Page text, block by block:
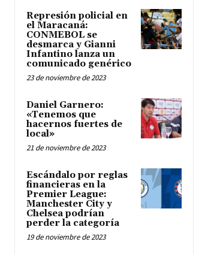
Represión policial en
el Maracaná:
CONMEBOL se
desmarca y Gianni
Infantino lanza un
comunicado genérico
23 de noviembre de 2023
Daniel Garnero:
«Tenemos que
hacernos fuertes de
local»
21 de noviembre de 2023
Escándalo por reglas
financieras en la
Premier League:
Manchester City y
Chelsea podrían
perder la categoría
19 de noviembre de 2023